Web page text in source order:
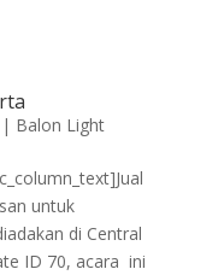
| Balon Light
untuk
di Central
ID 70, acara ini